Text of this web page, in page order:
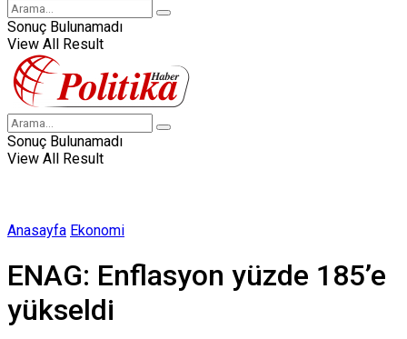
Sonuç Bulunamadı
View All Result
Sonuç Bulunamadı
View All Result
Anasayfa Ekonomi
ENAG: Enflasyon yüzde 185’e
yükseldi